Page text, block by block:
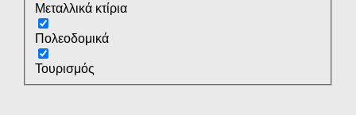
Μεταλλικά κτίρια
Πολεοδομικά
Τουρισμός